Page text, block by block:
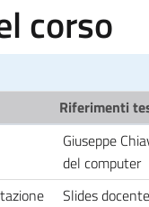
corso
Riferimenti
Giuseppe
del computer
Slides docente